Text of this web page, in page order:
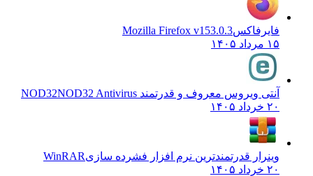
فایرفاکسMozilla Firefox v153.0.3
۱۵ مرداد ۱۴۰۵
آنتی ویروس معروف و قدرتمند NOD32 NOD32 Antivirus
۲۰ خرداد ۱۴۰۵
وینرار قدرتمندترین نرم افزار فشرده سازیWinRAR
۲۰ خرداد ۱۴۰۵